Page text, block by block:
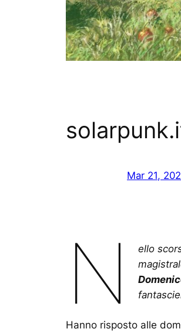
Mar 21,
N ello
Hanno risposto alle